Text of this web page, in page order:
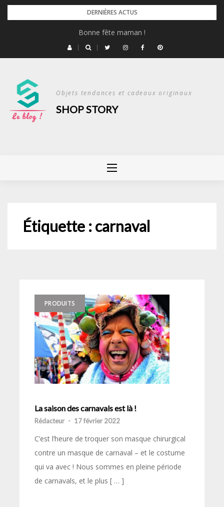
Skip
DERNIÈRES ACTUS
Bonne fête maman !
Objets tendances et cadeaux originaux
SHOP STORY
Étiquette :carnaval
PRODUITS
La saison des carnavals est là !
Rédacteur - 17 février 2022
C’est l’heure de troquer son masque chirurgical
contre un masque de carnaval – et le costume
qui va avec ! Nous sommes en pleine période
de carnavals, et le plus [ … ]